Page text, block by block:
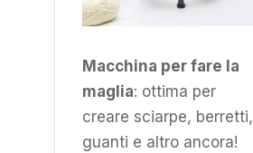
Macchina per fare la
maglia: ottima per
creare sciarpe, berretti,
guanti e altro ancora!